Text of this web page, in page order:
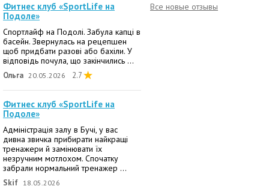
Фитнес клуб «SportLife на
Подоле»
Спортлайф на Подолі. Забула капці в
басейн. Звернулась на рецепшен
щоб придбати разові або бахіли. У
відповідь почула, що закінчились ...
Ольга 20.05.2026 2.7
Фитнес клуб «SportLife на
Подоле»
Адміністрація залу в Бучі, у вас
дивна звичка прибирати найкращі
тренажери й замінювати їх
незручним мотлохом. Спочатку
забрали нормальний тренажер ...
Skif 18.05.2026
Все новые отзывы